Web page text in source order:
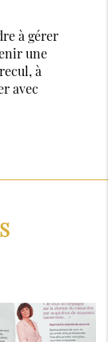
à gérer
une
à
avec